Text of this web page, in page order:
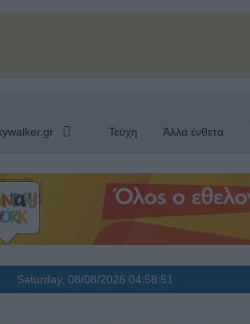
Τεύχη Άλλα ένθετα
Saturday, 08/08/2026 04:58:52